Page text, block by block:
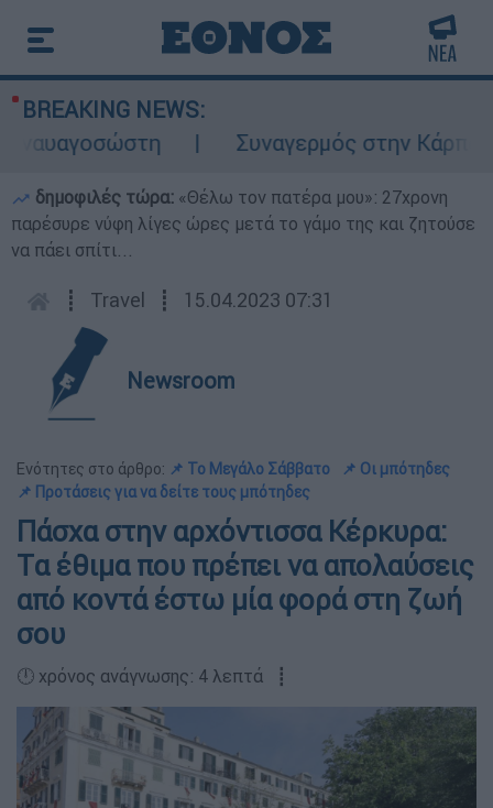
BREAKING NEWS:
Συναγερμός στην Κάρπαθο:
δημοφιλές τώρα: «Θέλω τον πατέρα μου»: 27χρονη
παρέσυρε νύφη λίγες ώρες μετά το γάμο της και ζητούσε
να πάει σπίτι...
┋ Travel ┋ 15.04.2023 07:31
Newsroom
Ενότητες στο άρθρο: 📌 Το Μεγάλο Σάββατο
📌 Οι μπότηδες
📌 Προτάσεις για να δείτε τους μπότηδες
Πάσχα στην αρχόντισσα Κέρκυρα:
Tα έθιμα που πρέπει να απολαύσεις
από κοντά έστω μία φορά στη ζωή
σου
🕛 χρόνος ανάγνωσης: 4 λεπτά ┋